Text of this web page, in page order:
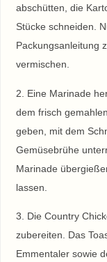
abschütten, die
Stücke schneiden.
Packungsanleitung
vermischen.
2. Eine Marinade
dem frisch
geben, mit dem
Gemüsebrühe
Marinade
lassen.
3. Die Country
zubereiten. Das
Emmentaler sowie